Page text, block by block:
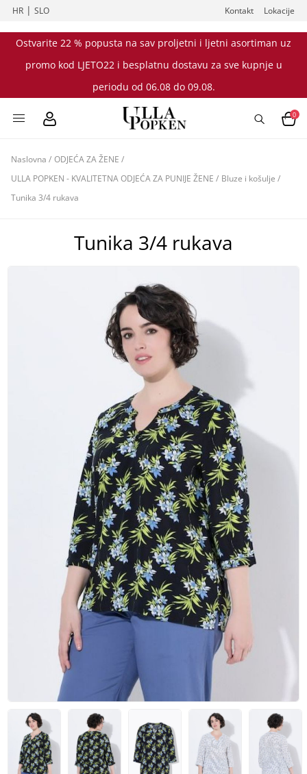
HR |SLO Kontakt Lokacije
Ostvarite 22 % popusta na sav proljetni i ljetni asortiman uz
promo kod LJETO22 i besplatnu dostavu za sve kupnje u
periodu od 06.08 do 09.08.
0
Naslovna / ODJEĆA ZA ŽENE /
ULLA POPKEN - KVALITETNA ODJEĆA ZA PUNIJE ŽENE / Bluze i košulje /
Tunika 3/4 rukava
Tunika 3/4 rukava